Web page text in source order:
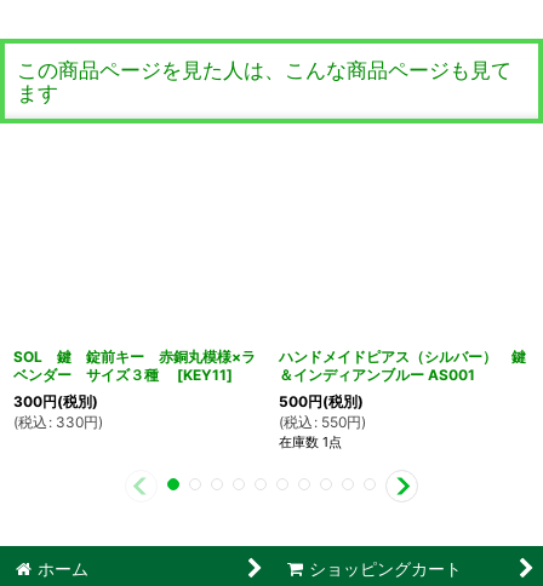
この商品ページを見た人は、こんな商品ページも見て
ます
SOL 鍵 錠前キー 赤銅丸模様×ラ
ベンダー サイズ３種
[KEY11]
300円(税別)
(税込 : 330円)
ハンドメイドピアス（シルバー） 鍵
＆インディアンブルー AS001
500円(税別)
(税込 : 550円)
在庫数 1点
ホーム ショッピングカート